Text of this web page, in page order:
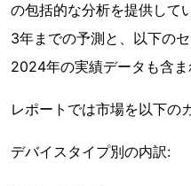
の包括的な分析を提供して
3年までの予測と、以下の
2024年の実績データも含ま
レポートでは市場を以下の
デバイスタイプ別の内訳: